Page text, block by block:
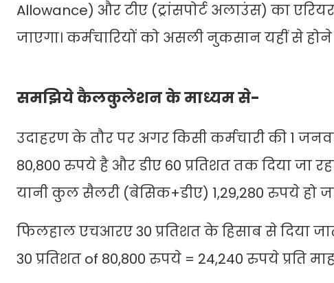
Allowance) और टीए (ट्रांसपोर्ट अलाउंस) का
जाएगा। कर्मचारियों को असली नुकसान यहीं से होने
समझिये कैलकुलेशन के माध्यम से-
उदाहरण के तौर पर अगर किसी कर्मचारी की 1
80,800 रुपये है और डीए 60 प्रतिशत तक दिया जा
यानी कुल सैलरी (बेसिक+डीए) 1,29,280 रुपये हो
फिलहाल एचआरए 30 प्रतिशत के हिसाब से दिया
30 प्रतिशत of 80,800 रुपये = 24,240 रुपये प्रति